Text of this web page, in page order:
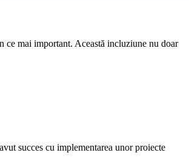
mai important. Această incluziune nu doar
succes cu implementarea unor proiecte